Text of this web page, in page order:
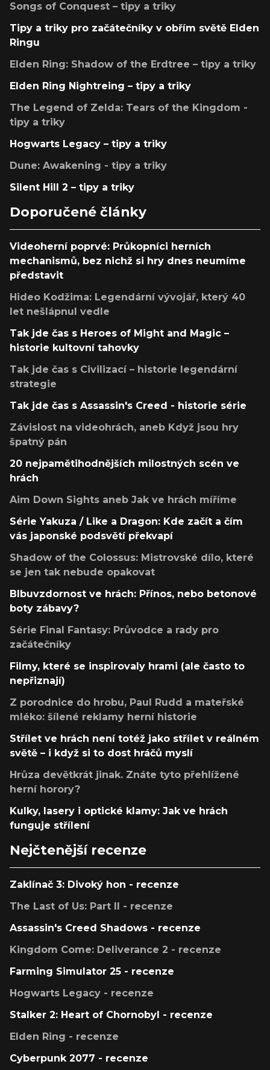
Songs of Conquest – tipy a triky
Tipy a triky pro začátečníky v obřím světě Elden
Ringu
Elden Ring: Shadow of the Erdtree – tipy a triky
Elden Ring Nightreing – tipy a triky
The Legend of Zelda: Tears of the Kingdom -
tipy a triky
Hogwarts Legacy – tipy a triky
Dune: Awakening - tipy a triky
Silent Hill 2 – tipy a triky
Doporučené články
Videoherní poprvé: Průkopníci herních
mechanismů, bez nichž si hry dnes neumíme
představit
Hideo Kodžima: Legendární vývojář, který 40
let nešlápnul vedle
Tak jde čas s Heroes of Might and Magic –
historie kultovní tahovky
Tak jde čas s Civilizací – historie legendární
strategie
Tak jde čas s Assassin's Creed - historie série
Závislost na videohrách, aneb Když jsou hry
špatný pán
20 nejpamětihodnějších milostných scén ve
hrách
Aim Down Sights aneb Jak ve hrách míříme
Série Yakuza / Like a Dragon: Kde začít a čím
vás japonské podsvětí překvapí
Shadow of the Colossus: Mistrovské dílo, které
se jen tak nebude opakovat
Blbuvzdornost ve hrách: Přínos, nebo betonové
boty zábavy?
Série Final Fantasy: Průvodce a rady pro
začátečníky
Filmy, které se inspirovaly hrami (ale často to
nepřiznají)
Z porodnice do hrobu, Paul Rudd a mateřské
mléko: šílené reklamy herní historie
Střílet ve hrách není totéž jako střílet v reálném
světě – i když si to dost hráčů myslí
Hrůza devětkrát jinak. Znáte tyto přehlížené
herní horory?
Kulky, lasery i optické klamy: Jak ve hrách
funguje střílení
Nejčtenější recenze
Zaklínač 3: Divoký hon - recenze
The Last of Us: Part II - recenze
Assassin's Creed Shadows - recenze
Kingdom Come: Deliverance 2 - recenze
Farming Simulator 25 - recenze
Hogwarts Legacy - recenze
Stalker 2: Heart of Chornobyl - recenze
Elden Ring - recenze
Cyberpunk 2077 - recenze